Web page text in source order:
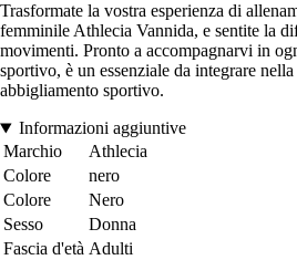
Trasformate la vostra esperienza di
femminile Athlecia Vannida, e sentite la
movimenti. Pronto a accompagnarvi in
sportivo, è un essenziale da integrare
abbigliamento sportivo.
Informazioni aggiuntive
Marchio
Athlecia
Colore
nero
Colore
Nero
Sesso
Donna
Fascia d'età Adulti